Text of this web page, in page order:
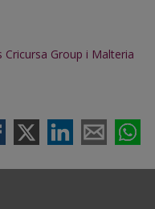
Cricursa Group i Malteria